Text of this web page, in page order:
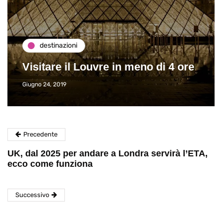
destinazioni
Visitare il Louvre in meno di 4 ore
Giugno 24, 2019
Precedente
UK, dal 2025 per andare a Londra servirà l’ETA,
ecco come funziona
Successivo